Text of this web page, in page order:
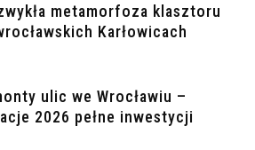
metamorfoza klasztoru
Karłowicach
ulic we Wrocławiu –
2026 pełne inwestycji